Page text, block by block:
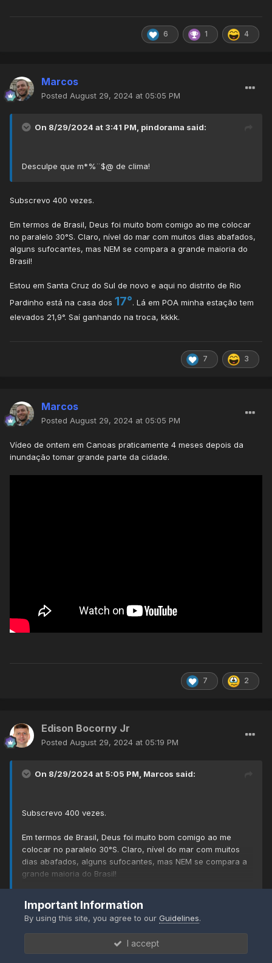
6 1 4
Marcos
Posted August 29, 2024 at 05:05 PM
On 8/29/2024 at 3:41 PM, pindorama said:
Desculpe que m*%¨$@ de clima!
Subscrevo 400 vezes.
Em termos de Brasil, Deus foi muito bom comigo ao me colocar
no paralelo 30°S. Claro, nível do mar com muitos dias abafados,
alguns sufocantes, mas NEM se compara a grande maioria do
Brasil!
Estou em Santa Cruz do Sul de novo e aqui no distrito de Rio
Pardinho está na casa dos 17°. Lá em POA minha estação tem
elevados 21,9°. Saí ganhando na troca, kkkk.
7 3
Marcos
Posted August 29, 2024 at 05:05 PM
Vídeo de ontem em Canoas praticamente 4 meses depois da
inundação tomar grande parte da cidade.
7 2
Edison Bocorny Jr
Posted August 29, 2024 at 05:19 PM
On 8/29/2024 at 5:05 PM, Marcos said:
Subscrevo 400 vezes.
Em termos de Brasil, Deus foi muito bom comigo ao me
colocar no paralelo 30°S. Claro, nível do mar com muitos
dias abafados, alguns sufocantes, mas NEM se compara a
grande maioria do Brasil!
Estou em Santa Cruz do Sul de novo e aqui no distrito de
Rio Pardinho está na casa dos17° . Lá em POA minha
O nosso verão é quente sim e curto, raramente tórrido, mas
GFS 12Z brochou dos 41 graus, 39 e agora 32 aqui em um dia.
Se alinhou ao euro.
Important Information
By using this site, you agree to ourGuidelines.
I accept